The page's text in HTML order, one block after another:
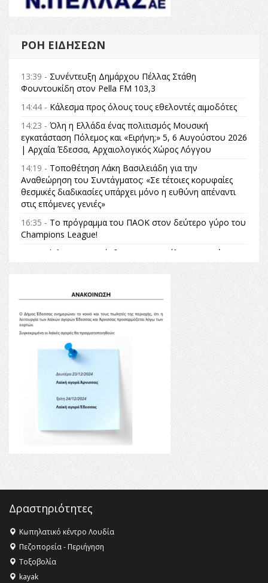
ΡΟΉ ΕΙΔΉΣΕΩΝ
13:39 - Συνέντευξη Δημάρχου Πέλλας Στάθη
Φουντουκίδη στον Pella FM 103,3
14:44 - Κάλεσμα προς όλους τους εθελοντές αιμοδότες
14:23 - Όλη η Ελλάδα ένας πολιτισμός Μουσική
εγκατάσταση Πόλεμος και «Ειρήνη;» 5, 6 Αυγούστου 2026
| Αρχαία Έδεσσα, Αρχαιολογικός Χώρος Λόγγου
14:19 - Τοποθέτηση Λάκη Βασιλειάδη για την
Αναθεώρηση του Συντάγματος: «Σε τέτοιες κορυφαίες
θεσμικές διαδικασίες υπάρχει μόνο η ευθύνη απέναντι
στις επόμενες γενιές»
16:35 - Το πρόγραμμα του ΠΑΟΚ στον δεύτερο γύρο του
Champions League!
Όλυμπος: Εντάχθηκε στον Κατάλογο Παγκόσμιας
Κληρονομιάς της UNESCO – Ομόφωνη η απόφαση Ο
Όλυμπος αναγνωρίστηκε ως φυσικό και πολιτιστικό
αγαθό εξέχουσας οικουμενικής αξίας για την
ανθρωπότητα
16:18 -ΕΝΟΡΙΑΚΕΣ ΚΑΛΟΚΑΙΡΙΝΕΣ ΔΡΑΣΕΙΣ ΓΙΑ ΠΑΙΔΙΑ
ΣΤΗΝ ΕΔΕΣΣΑ
16:15 -Εργασίες συντήρησης οδοφωτισμού στην Ενωτική
Οδό Σίνδου από την Περιφέρεια Κεντρικής Μακεδονίας
Λάκης Βασιλειάδης, Συνέντευξη PellaFm 103,3 για
το Μουσείο της Πέλλας, Λουτρά Πόζαρ και Χιονοδρομικό
Αυτό το καλοκαίρι δίνουμε ραντεβού στο πιο
Δραστηριότητες
Κωπηλατικό κέντρο Λουδία
Πεζοπορεία - Περιήγηση
Τοξοβολία
kayak